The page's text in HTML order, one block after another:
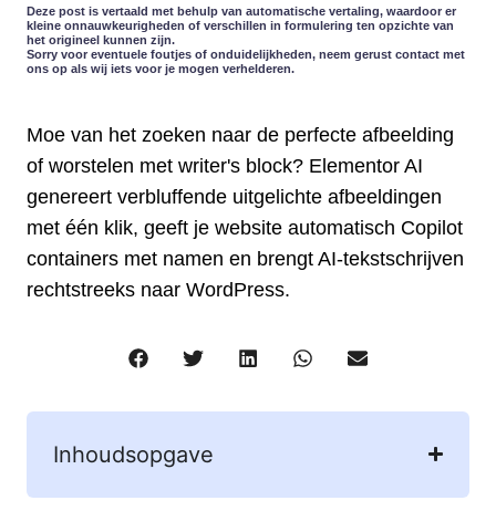
Deze post is vertaald met behulp van automatische vertaling, waardoor er
kleine onnauwkeurigheden of verschillen in formulering ten opzichte van
het origineel kunnen zijn.
Sorry voor eventuele foutjes of onduidelijkheden, neem gerust contact met
ons op als wij iets voor je mogen verhelderen.
Moe van het zoeken naar de perfecte afbeelding
of worstelen met writer's block? Elementor AI
genereert verbluffende uitgelichte afbeeldingen
met één klik, geeft je website automatisch Copilot
containers met namen en brengt AI-tekstschrijven
rechtstreeks naar WordPress.
Inhoudsopgave